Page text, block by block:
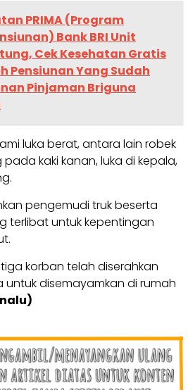
PRIMA (Program
Bank BRI Unit
Cek Kesehatan Gratis
Pensiunan Yang Sudah
Pinjaman Briguna
luka berat, antara lain robek
kaki kanan, luka di kepala,
pengemudi truk beserta
terlibat untuk kepentingan
korban telah diserahkan
untuk disemayamkan di rumah